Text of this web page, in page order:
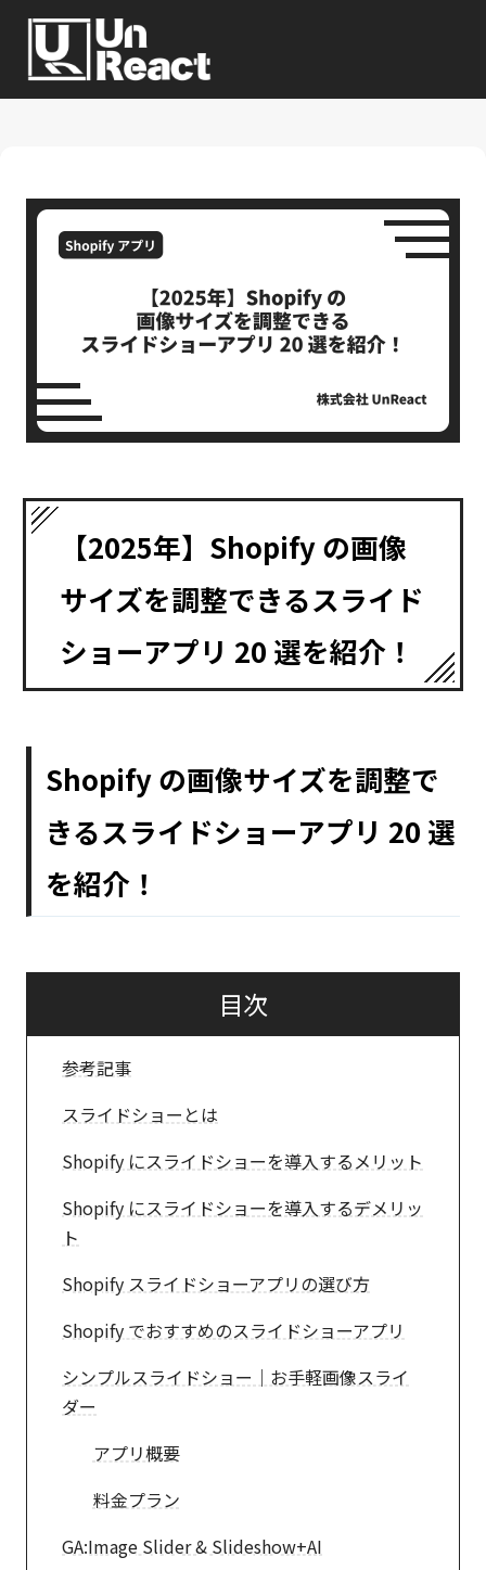
【2025年】Shopify の画像
サイズを調整できるスライド
ショーアプリ 20 選を紹介！
Shopify の画像サイズを調整で
きるスライドショーアプリ 20 選
を紹介！
目次
参考記事
スライドショーとは
Shopify にスライドショーを導入するメリット
Shopify にスライドショーを導入するデメリッ
ト
Shopify スライドショーアプリの選び方
Shopify でおすすめのスライドショーアプリ
シンプルスライドショー｜お手軽画像スライ
ダー
アプリ概要
料金プラン
GA:Image Slider & Slideshow+AI